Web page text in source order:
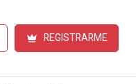
REGISTRARME